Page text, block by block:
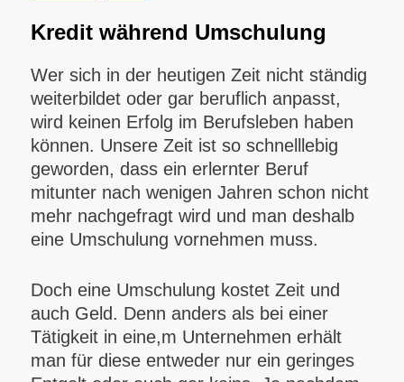
Kredit während Umschulung
Wer sich in der heutigen Zeit nicht ständig
weiterbildet oder gar beruflich anpasst,
wird keinen Erfolg im Berufsleben haben
können. Unsere Zeit ist so schnelllebig
geworden, dass ein erlernter Beruf
mitunter nach wenigen Jahren schon nicht
mehr nachgefragt wird und man deshalb
eine Umschulung vornehmen muss.
Doch eine Umschulung kostet Zeit und
auch Geld. Denn anders als bei einer
Tätigkeit in eine,m Unternehmen erhält
man für diese entweder nur ein geringes